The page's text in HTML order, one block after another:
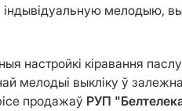
мелодыю,
настройкі кіравання
мелодыі выкліку ў
продажаў РУП